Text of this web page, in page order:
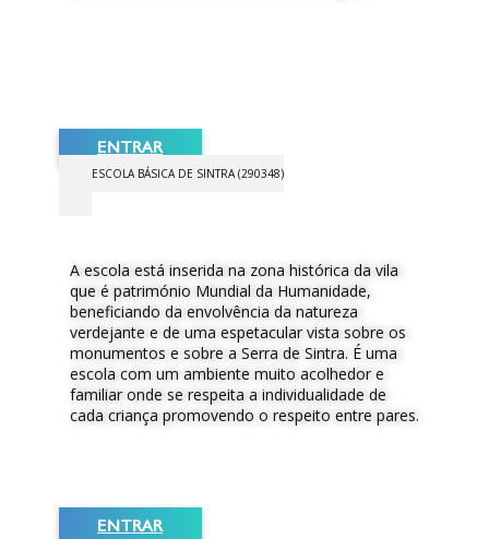
ENTRAR
ESCOLA BÁSICA DE SINTRA (290348)
A escola está inserida na zona histórica da vila
que é património Mundial da Humanidade,
beneficiando da envolvência da natureza
verdejante e de uma espetacular vista sobre os
monumentos e sobre a Serra de Sintra. É uma
escola com um ambiente muito acolhedor e
familiar onde se respeita a individualidade de
cada criança promovendo o respeito entre pares.
ENTRAR